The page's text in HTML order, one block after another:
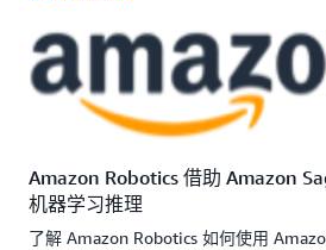
Amazon Robotics 借助 Amazon
机器学习推理
了解 Amazon Robotics 如何使用